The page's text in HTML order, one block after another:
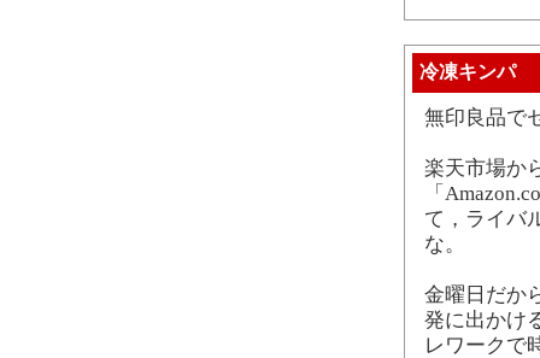
冷凍キンパ
無印良品で
楽天市場か
「
て，ライバ
な。
金曜日だか
発に出かけ
レワークで